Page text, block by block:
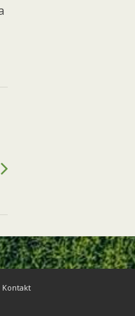
Kontakt